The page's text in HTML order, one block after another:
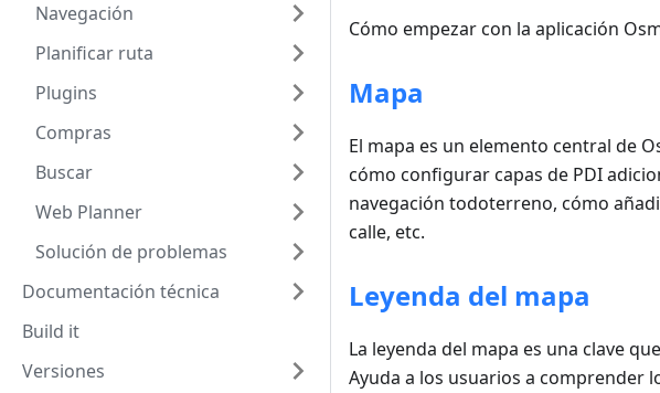
Navegación
Planificar ruta
Plugins
Compras
Buscar
Web Planner
Solución de problemas
Documentación técnica
Build it
Versiones
Cómo empezar con la aplicación
Mapa
El mapa es un elemento central de
cómo configurar capas de PDI
navegación todoterreno, cómo
calle, etc.
Leyenda del mapa
La leyenda del mapa es una clave
Ayuda a los usuarios a comprender